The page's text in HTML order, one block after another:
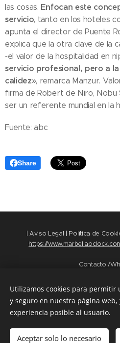
las cosas. Enfocan este
servicio, tanto en los hoteles
apunta el director de Puente
explica que la otra clave de la
-el valor de la hospitalidad en
servicio profesional, pero a
calidez», remarca Manzur.
firma de Robert de Niro,
ser un referente mundial en la
Fuente: abc
Share
| Aviso Legal | Política de
https://
Contacto /
Utilizamos cookies para
y seguro en nuestra página
experiencia posible al usuario.
Aceptar solo lo necesario